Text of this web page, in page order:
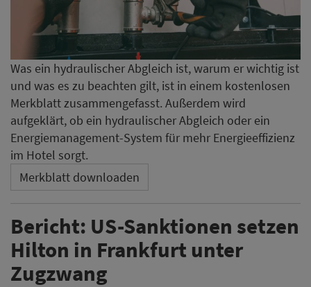
Was ein hydraulischer Abgleich ist, warum er wichtig ist
und was es zu beachten gilt, ist in einem kostenlosen
Merkblatt zusammengefasst. Außerdem wird
aufgeklärt, ob ein hydraulischer Abgleich oder ein
Energiemanagement-System für mehr Energieeffizienz
im Hotel sorgt.
Merkblatt downloaden
Bericht: US-Sanktionen setzen
Hilton in Frankfurt unter
Zugzwang